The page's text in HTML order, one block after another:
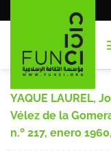
al
YAQUE LAUREL,
Vélez de la
n.º 217, enero